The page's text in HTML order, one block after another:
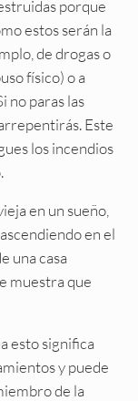
porque
estos serán la
de drogas o
físico) o a
no paras las
Este
los incendios
en un sueño,
en el
una casa
muestra que
esto significa
y puede
de la